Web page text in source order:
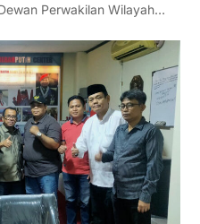
Perwakilan Wilayah…